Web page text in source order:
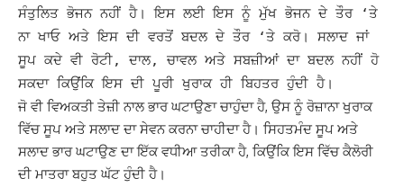
ਸੰਤੁਲਿਤ ਭੋਜਨ ਨਹੀਂ ਹੈ। ਇਸ ਲਈ ਇਸ ਨੂੰ ਮੁੱਖ ਭੋਜਨ ਦੇ ਤੌਰ ‘ਤੇ
ਨਾ ਖਾਓ ਅਤੇ ਇਸ ਦੀ ਵਰਤੋਂ ਬਦਲ ਦੇ ਤੌਰ ‘ਤੇ ਕਰੋ। ਸਲਾਦ ਜਾਂ
ਸੂਪ ਕਦੇ ਵੀ ਰੋਟੀ, ਦਾਲ, ਚਾਵਲ ਅਤੇ ਸਬਜ਼ੀਆਂ ਦਾ ਬਦਲ ਨਹੀਂ ਹੋ
ਸਕਦਾ ਕਿਉਂਕਿ ਇਸ ਦੀ ਪੂਰੀ ਖੁਰਾਕ ਹੀ ਬਿਹਤਰ ਹੁੰਦੀ ਹੈ।
ਜੋ ਵੀ ਵਿਅਕਤੀ ਤੇਜ਼ੀ ਨਾਲ ਭਾਰ ਘਟਾਉਣਾ ਚਾਹੁੰਦਾ ਹੈ, ਉਸ ਨੂੰ ਰੋਜ਼ਾਨਾ ਖੁਰਾਕ
ਵਿੱਚ ਸੂਪ ਅਤੇ ਸਲਾਦ ਦਾ ਸੇਵਨ ਕਰਨਾ ਚਾਹੀਦਾ ਹੈ। ਸਿਹਤਮੰਦ ਸੂਪ ਅਤੇ
ਸਲਾਦ ਭਾਰ ਘਟਾਉਣ ਦਾ ਇੱਕ ਵਧੀਆ ਤਰੀਕਾ ਹੈ, ਕਿਉਂਕਿ ਇਸ ਵਿੱਚ ਕੈਲੋਰੀ
ਦੀ ਮਾਤਰਾ ਬਹੁਤ ਘੱਟ ਹੁੰਦੀ ਹੈ।